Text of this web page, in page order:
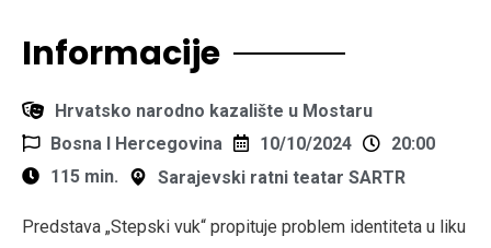
Informacije
Hrvatsko narodno kazalište u Mostaru
Bosna I Hercegovina
10/10/2024
20:00
115 min.
Sarajevski ratni teatar SARTR
Predstava „Stepski vuk“ propituje problem identiteta u liku